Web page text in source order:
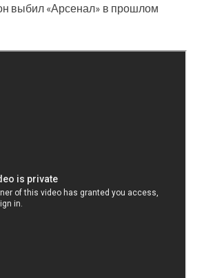
выбил «Арсенал» в прошлом